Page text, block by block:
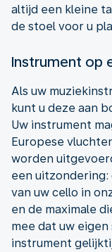
altijd een kleine
de stoel voor u
Instrument op
Als uw
kunt u deze aan
Uw instrument
Europese
worden
een uitzondering:
van uw cello in
en de maximale
mee dat uw
instrument